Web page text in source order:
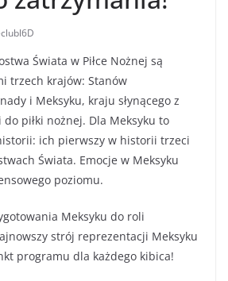
Świata w Piłce Nożnej są
trzech krajów: Stanów
i Meksyku, kraju słynącego z
piłki nożnej. Dla Meksyku to
ich pierwszy w historii trzeci
Świata. Emocje w Meksyku
poziomu.
Meksyku do roli
strój reprezentacji Meksyku
programu dla każdego kibica!